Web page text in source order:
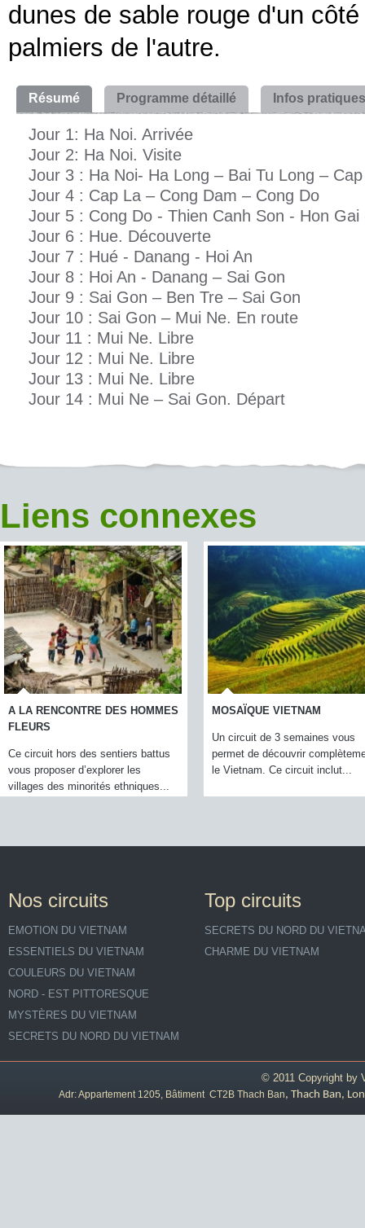
dunes de sable rouge d'un
palmiers de l'autre.
Résumé Programme détaillé Infos pratiques
Jour 1: Ha Noi. Arrivée
Jour 2: Ha Noi. Visite
Jour 3 : Ha Noi- Ha Long – Bai Tu Long –
Jour 4 : Cap La – Cong Dam – Cong Do
Jour 5 : Cong Do - Thien Canh Son - Hon
Jour 6 : Hue. Découverte
Jour 7 : Hué - Danang - Hoi An
Jour 8 : Hoi An - Danang – Sai Gon
Jour 9 : Sai Gon – Ben Tre – Sai Gon
Jour 10 : Sai Gon – Mui Ne. En route
Jour 11 : Mui Ne. Libre
Jour 12 : Mui Ne. Libre
Jour 13 : Mui Ne. Libre
Jour 14 : Mui Ne – Sai Gon. Départ
Liens connexes
A LA RENCONTRE DES HOMMES
FLEURS
Ce circuit hors des sentiers battus
vous proposer d’explorer les
villages des minorités ethniques...
MOSAÏQUE VIETNAM
Un circuit de 3 semaines vous
permet de découvrir
le Vietnam. Ce circuit inclut...
Nos circuits
EMOTION DU VIETNAM
ESSENTIELS DU VIETNAM
COULEURS DU VIETNAM
NORD - EST PITTORESQUE
MYSTÈRES DU VIETNAM
SECRETS DU NORD DU VIETNAM
Top circuits
SECRETS DU NORD DU
CHARME DU VIETNAM
© 2011 Copyright by
Adr: Appartement 1205, Bâtiment CT2B Thach Ban, Thach Ban,